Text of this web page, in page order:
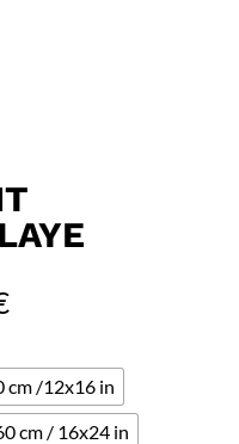
cm /12x16 in
cm / 16x24 in